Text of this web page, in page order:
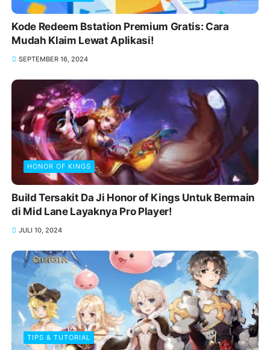
Kode Redeem Bstation Premium Gratis: Cara
Mudah Klaim Lewat Aplikasi!
SEPTEMBER 16, 2024
HONOR OF KINGS
Build Tersakit Da Ji Honor of Kings Untuk Bermain
di Mid Lane Layaknya Pro Player!
JULI 10, 2024
TIPS & TUTORIAL